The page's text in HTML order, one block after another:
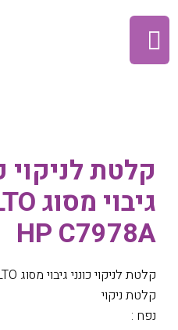
קלטת לניקוי
HP C7978A
קלטת לניקוי כונני גיבוי מסוג LTO מקט HP C7978A
קלטת ניקוי
נפח :